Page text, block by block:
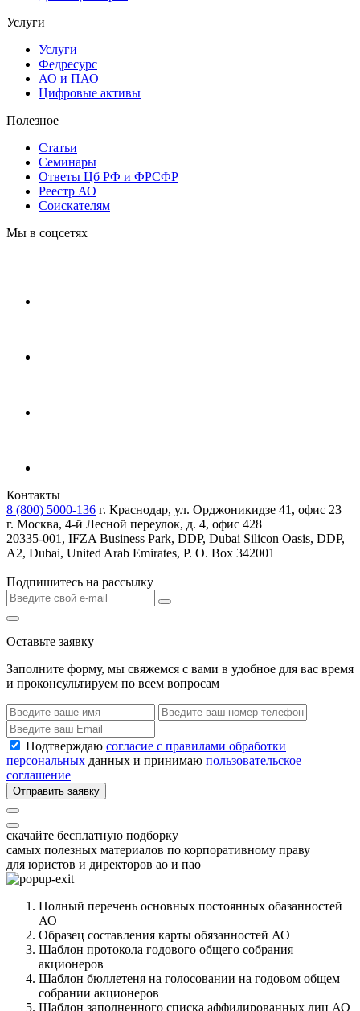
Услуги
Услуги
Федресурс
АО и ПАО
Цифровые активы
Полезное
Статьи
Cеминары
Ответы Цб РФ и ФРСФР
Реестр АО
Соискателям
Мы в соцсетях
Контакты
8 (800) 5000-136 г. Краснодар, ул. Орджоникидзе 41, офис 23
г. Москва, 4-й Лесной переулок, д. 4, офис 428
20335-001, IFZA Business Park, DDP, Dubai Silicon Oasis, DDP,
A2, Dubai, United Arab Emirates, P. O. Box 342001
Подпишитесь на рассылку
Оставьте заявку
Заполните форму, мы свяжемся с вами в удобное для вас время
и проконсультируем по всем вопросам
Подтверждаю согласие с правилами обработки
персональных данных и принимаю пользовательское
соглашение
Отправить заявку
скачайте бесплатную подборку
самых полезных материалов по корпоративному праву
для юристов и директоров ао и пао
Полный перечень основных постоянных обазанностей
АО
Образец составления карты обязанностей АО
Шаблон протокола годового общего собрания
акционеров
Шаблон бюллетеня на голосовании на годовом общем
собрании акционеров
Шаблон заполненного списка аффилированных лиц АО